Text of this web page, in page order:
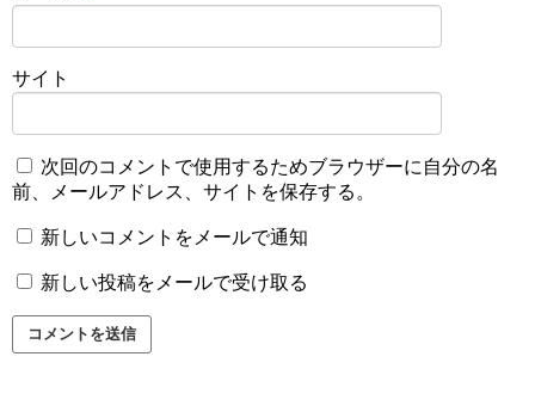
サイト
次回のコメントで使用するためブラウザーに自分の名
前、メールアドレス、サイトを保存する。
新しいコメントをメールで通知
新しい投稿をメールで受け取る